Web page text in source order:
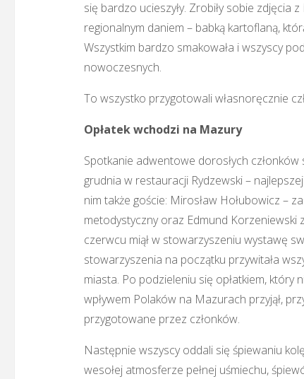
się bardzo ucieszyły. Zrobiły sobie zdjęcia
regionalnym daniem – babką kartoflaną,
Wszystkim bardzo smakowała i wszyscy
nowoczesnych.
To wszystko przygotowali własnoręcznie
Opłatek wchodzi na Mazury
Spotkanie adwentowe dorosłych
grudnia w restauracji Rydzewski –
nim także goście: Mirosław Hołubowicz –
metodystyczny oraz Edmund Korzeniewski
czerwcu miął w stowarzyszeniu wystawę
stowarzyszenia na początku przywitała
miasta. Po podzieleniu się opłatkiem, który
wpływem Polaków na Mazurach przyjął,
przygotowane przez członków.
Następnie wszyscy oddali się śpiewaniu
wesołej atmosferze pełnej uśmiechu,